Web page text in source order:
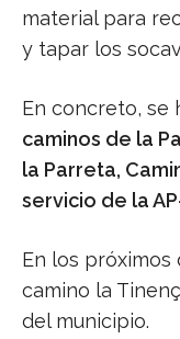
material para
y tapar los
En concreto, se
caminos de la
la Parreta,
servicio de la
En los próximos
camino la
del municipio.